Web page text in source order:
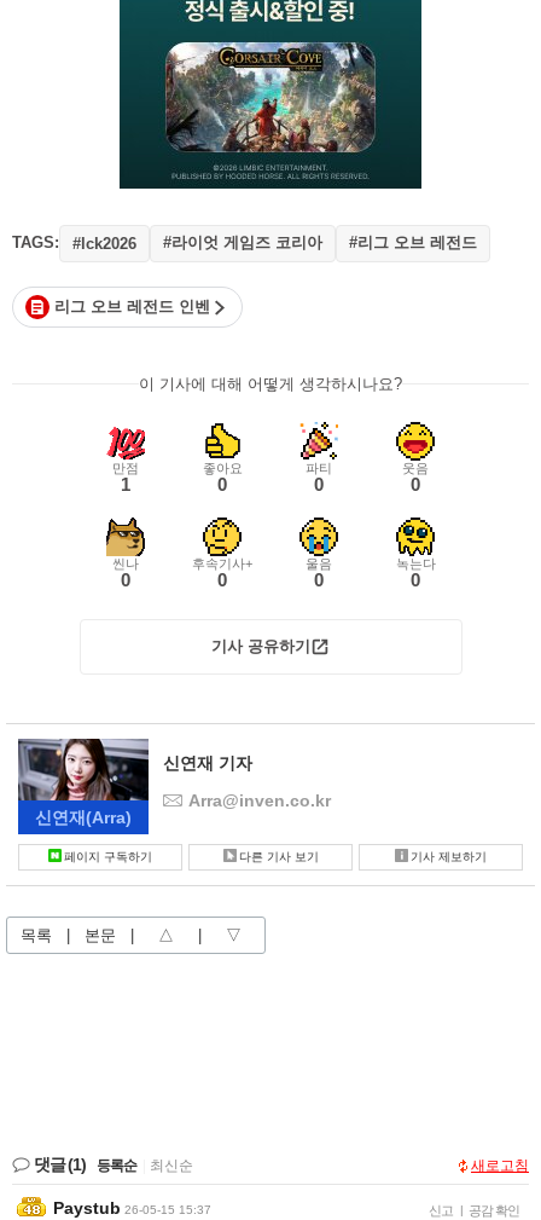
TAGS: #lck2026 #라이엇 게임즈 코리아 #리그 오브 레전드
리그 오브 레전드 인벤
이 기사에 대해 어떻게 생각하시나요?
만점
1
좋아요
0
파티
0
웃음
0
씬나
0
후속기사+
0
울음
0
녹는다
0
기사 공유하기
신연재(Arra)
신연재 기자
Arra@inven.co.kr
페이지 구독하기 다른 기사 보기 기사 제보하기
목록 | 본문 | △ | ▽
댓글(1) 등록순 최신순 새로고침
Paystub 26-05-15 15:37 신고 | 공감 확인